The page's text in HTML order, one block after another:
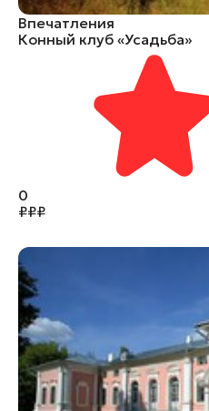
Впечатления
Конный клуб «Усадьба»
0
₽₽₽